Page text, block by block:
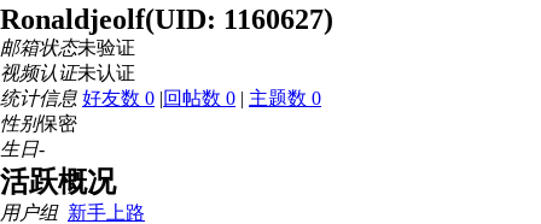
Ronaldjeolf(UID: 1160627)
邮箱状态未验证
视频认证未认证
统计信息 好友数 0 |回帖数 0 | 主题数 0
性别保密
生日-
活跃概况
用户组 新手上路